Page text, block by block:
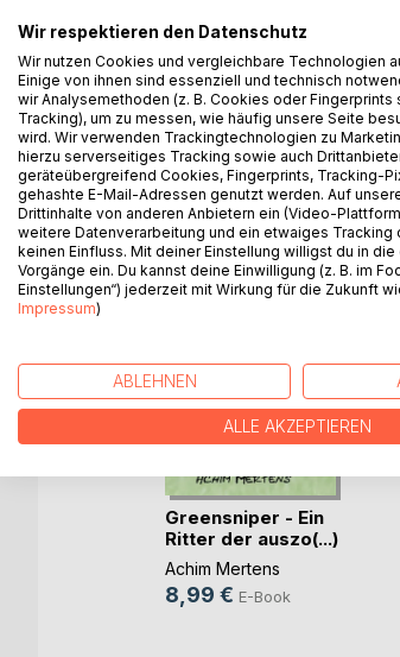
Der Ritter Greensniper erkennt,
ergründen. Er geht durch viele
Wie entsteht etwas? Was ist
Warum glauben manche
WEITERE
Greensniper - Ein
Ritter der auszo(...)
Achim Mertens
8,99 € E-Book
Wir respektieren den Datenschutz
Wir nutzen Cookies und vergleichbare Technologien
Einige von ihnen sind essenziell und technisch
wir Analysemethoden (z. B. Cookies oder
Tracking), um zu messen, wie häufig unsere Seite
wird. Wir verwenden Trackingtechnologien zu
hierzu serverseitiges Tracking sowie auch
geräteübergreifend Cookies, Fingerprints, Tracking-
gehashte E-Mail-Adressen genutzt werden. Auf
Drittinhalte von anderen Anbietern ein (Video-
weitere Datenverarbeitung und ein etwaiges Tracking
keinen Einfluss. Mit deiner Einstellung willigst du in
Vorgänge ein. Du kannst deine Einwilligung (z. B. im
Einstellungen“) jederzeit mit Wirkung für die Zukunft
Impressum)
ABLEHNEN
ALLE AKZEPTIEREN